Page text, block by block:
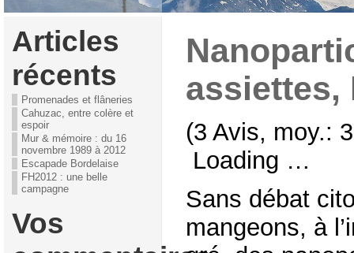
Articles
récents
Promenades et flâneries
Cahuzac, entre colère et
espoir
Mur & mémoire : du 16
novembre 1989 à 2012
Escapade Bordelaise
FH2012 : une belle
campagne
Vos
assiettes,
(3 Avis, moy.:
Loading …
Sans débat
mangeons, à